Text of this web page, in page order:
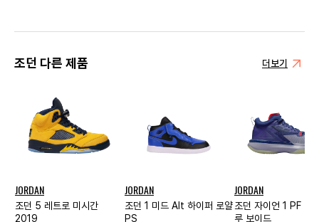
조던 다른 제품 더보기
JORDAN
조던 5 레트로 미시간
2019
JORDAN
조던 1 미드 Alt 하이퍼 로얄
PS
JORDAN
조던 자이언 1 PF
루 보이드